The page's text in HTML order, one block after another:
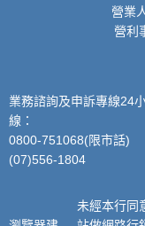
營業
營利
業務諮詢及申訴專線24
線：
0800-751068(限市話)
(07)556-1804
未經本行同